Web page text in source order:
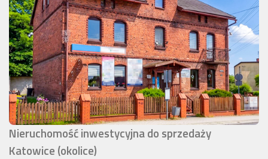
Nieruchomość inwestycyjna do sprzedaży
Katowice (okolice)